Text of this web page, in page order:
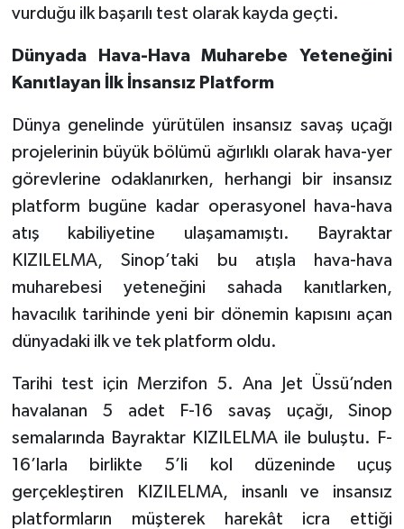
vurduğu ilk başarılı test olarak kayda geçti.
Dünyada Hava-Hava Muharebe Yeteneğini
Kanıtlayan İlk İnsansız Platform
Dünya genelinde yürütülen insansız savaş uçağı
projelerinin büyük bölümü ağırlıklı olarak hava-yer
görevlerine odaklanırken, herhangi bir insansız
platform bugüne kadar operasyonel hava-hava
atış kabiliyetine ulaşamamıştı. Bayraktar
KIZILELMA, Sinop’taki bu atışla hava-hava
muharebesi yeteneğini sahada kanıtlarken,
havacılık tarihinde yeni bir dönemin kapısını açan
dünyadaki ilk ve tek platform oldu.
Tarihi test için Merzifon 5. Ana Jet Üssü’nden
havalanan 5 adet F-16 savaş uçağı, Sinop
semalarında Bayraktar KIZILELMA ile buluştu. F-
16’larla birlikte 5’li kol düzeninde uçuş
gerçekleştiren KIZILELMA, insanlı ve insansız
platformların müşterek harekât icra ettiği